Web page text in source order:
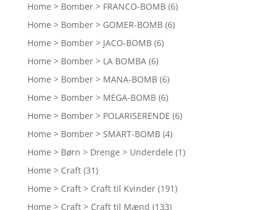
Home > Bomber > FRANCO-BOMB (6)
Home > Bomber > GOMER-BOMB (6)
Home > Bomber > JACO-BOMB (6)
Home > Bomber > LA BOMBA (6)
Home > Bomber > MANA-BOMB (6)
Home > Bomber > MEGA-BOMB (6)
Home > Bomber > POLARISERENDE (6)
Home > Bomber > SMART-BOMB (4)
Home > Børn > Drenge > Underdele (1)
Home > Craft (31)
Home > Craft > Craft til Kvinder (191)
Home > Craft > Craft til Mænd (133)